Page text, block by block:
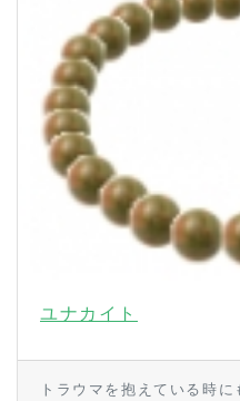
ユナカイト
トラウマを抱えている時